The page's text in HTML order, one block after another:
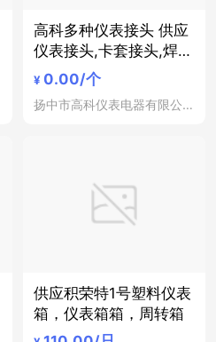
高科多种仪表接头 供应
仪表接头,卡套接头,焊接
接头等产品质
¥ 0.00/个
扬中市高科仪表电器有限公司
供应积荣特1号塑料仪表
箱，仪表箱箱，周转箱